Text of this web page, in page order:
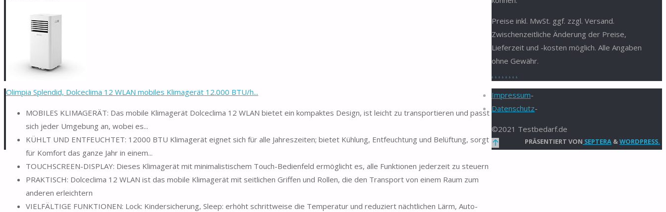
Olimpia Splendid, Dolceclima 12 WLAN mobiles Klimagerät 12.000 BTU/h...
MOBILES KLIMAGERÄT: Das mobile Klimagerät Dolceclima 12 WLAN bietet ein kompaktes Design, ist leicht zu transportieren und passt
sich jeder Umgebung an, wobei es...
KÜHLT UND ENTFEUCHTET: 12000 BTU Klimagerät eignet sich für alle Jahreszeiten; bietet Kühlung, Entfeuchtung und Belüftung, sorgt
für Komfort das ganze Jahr in einem...
TOUCHSCREEN-DISPLAY: Dieses Klimagerät mit minimalistischem Touch-Bedienfeld ermöglicht es, alle Funktionen jederzeit zu steuern
PRAKTISCH: Dolceclima 12 WLAN ist das mobile Klimagerät mit seitlichen Griffen und Rollen, die den Transport von einem Raum zum
anderen erleichtern
VIELFÄLTIGE FUNKTIONEN: Lock: Kindersicherung, Sleep: erhöht schrittweise die Temperatur und reduziert nächtlichen Lärm, Auto-
Preise inkl. MwSt. ggf. zzgl. Versand.
Zwischenzeitliche Änderung der Preise,
Lieferzeit und -kosten möglich. Alle Angaben
ohne Gewähr.
. . . . . . . .
Impressum-
Datenschutz-
©2021 Testbedarf.de
PRÄSENTIERT VON SEPTERA &WORDPRESS.
Zurück